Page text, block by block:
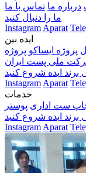
درباره ما تماس با ما
ما را دنبال کنید
Instagram Aparat
ایده بین
پروژه ایساکو پروژه
ملی پست ایران
برند ایده شروع کنید
Instagram Aparat
خدمات
ست اداری پوستر
برند ایده شروع کنید
Instagram Aparat